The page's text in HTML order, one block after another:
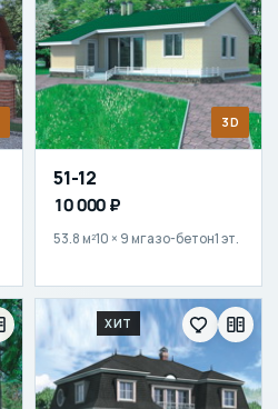
3D
51-12
10 000 ₽
53.8 м²10 × 9 мгазо-бетон1 эт.
ХИТ